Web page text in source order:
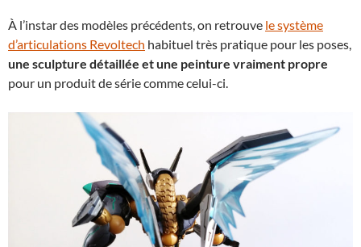
À l’instar des modèles précédents, on retrouve le système
d’articulations Revoltech habituel très pratique pour les poses,
une sculpture détaillée et une peinture vraiment propre
pour un produit de série comme celui-ci.